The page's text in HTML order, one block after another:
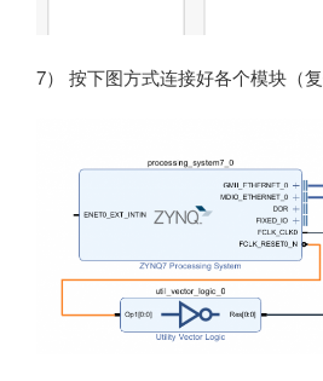
7） 按下图方式连接好各个模块（复